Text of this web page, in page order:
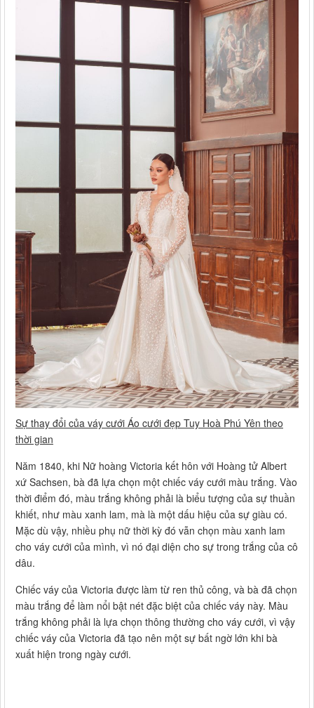
Sự thay đổi của váy cưới Áo cưới đẹp Tuy Hoà Phú Yên theo
thời gian
Năm 1840, khi Nữ hoàng Victoria kết hôn với Hoàng tử Albert
xứ Sachsen, bà đã lựa chọn một chiếc váy cưới màu trắng. Vào
thời điểm đó, màu trắng không phải là biểu tượng của sự thuần
khiết, như màu xanh lam, mà là một dấu hiệu của sự giàu có.
Mặc dù vậy, nhiều phụ nữ thời kỳ đó vẫn chọn màu xanh lam
cho váy cưới của mình, vì nó đại diện cho sự trong trắng của cô
dâu.
Chiếc váy của Victoria được làm từ ren thủ công, và bà đã chọn
màu trắng để làm nổi bật nét đặc biệt của chiếc váy này. Màu
trắng không phải là lựa chọn thông thường cho váy cưới, vì vậy
chiếc váy của Victoria đã tạo nên một sự bất ngờ lớn khi bà
xuất hiện trong ngày cưới.